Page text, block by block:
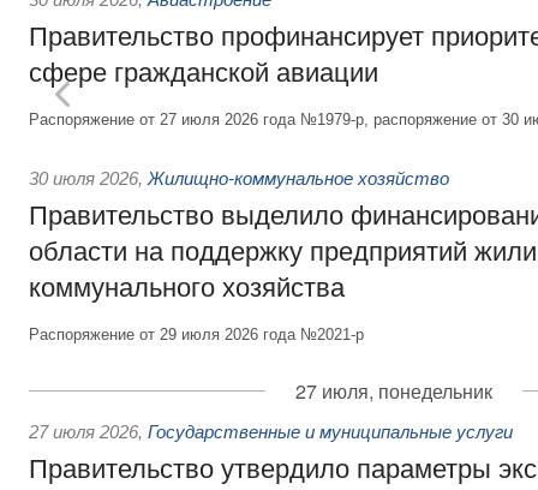
Правительство профинансирует
сфере гражданской авиации
Распоряжение от 27 июля 2026 года №1979-р, распоряжение от 30
30 июля 2026, Жилищно-коммунальное хозяйство
Правительство выделило
области на поддержку предприятий
коммунального хозяйства
Распоряжение от 29 июля 2026 года №2021-р
27 июля, понедельник
27 июля 2026, Государственные и муниципальные услуги
Правительство утвердило параметры